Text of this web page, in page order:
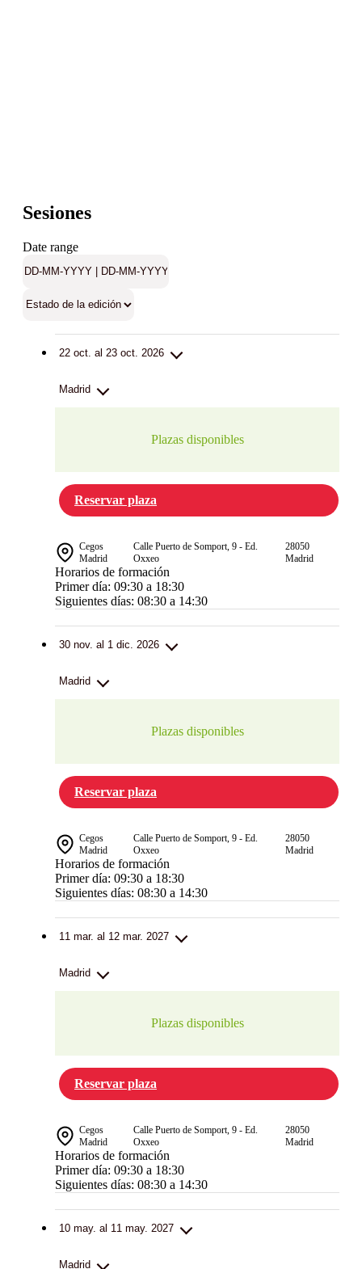
Sesiones
Date range
22 oct. al 23 oct. 2026
Madrid
Plazas disponibles
Reservar plaza
Cegos
Madrid
Calle Puerto de Somport, 9 - Ed.
Oxxeo
28050
Madrid
Horarios de formación
Primer día: 09:30 a 18:30
Siguientes días: 08:30 a 14:30
30 nov. al 1 dic. 2026
Madrid
Plazas disponibles
Reservar plaza
Cegos
Madrid
Calle Puerto de Somport, 9 - Ed.
Oxxeo
28050
Madrid
Horarios de formación
Primer día: 09:30 a 18:30
Siguientes días: 08:30 a 14:30
11 mar. al 12 mar. 2027
Madrid
Plazas disponibles
Reservar plaza
Cegos
Madrid
Calle Puerto de Somport, 9 - Ed.
Oxxeo
28050
Madrid
Horarios de formación
Primer día: 09:30 a 18:30
Siguientes días: 08:30 a 14:30
10 may. al 11 may. 2027
Madrid